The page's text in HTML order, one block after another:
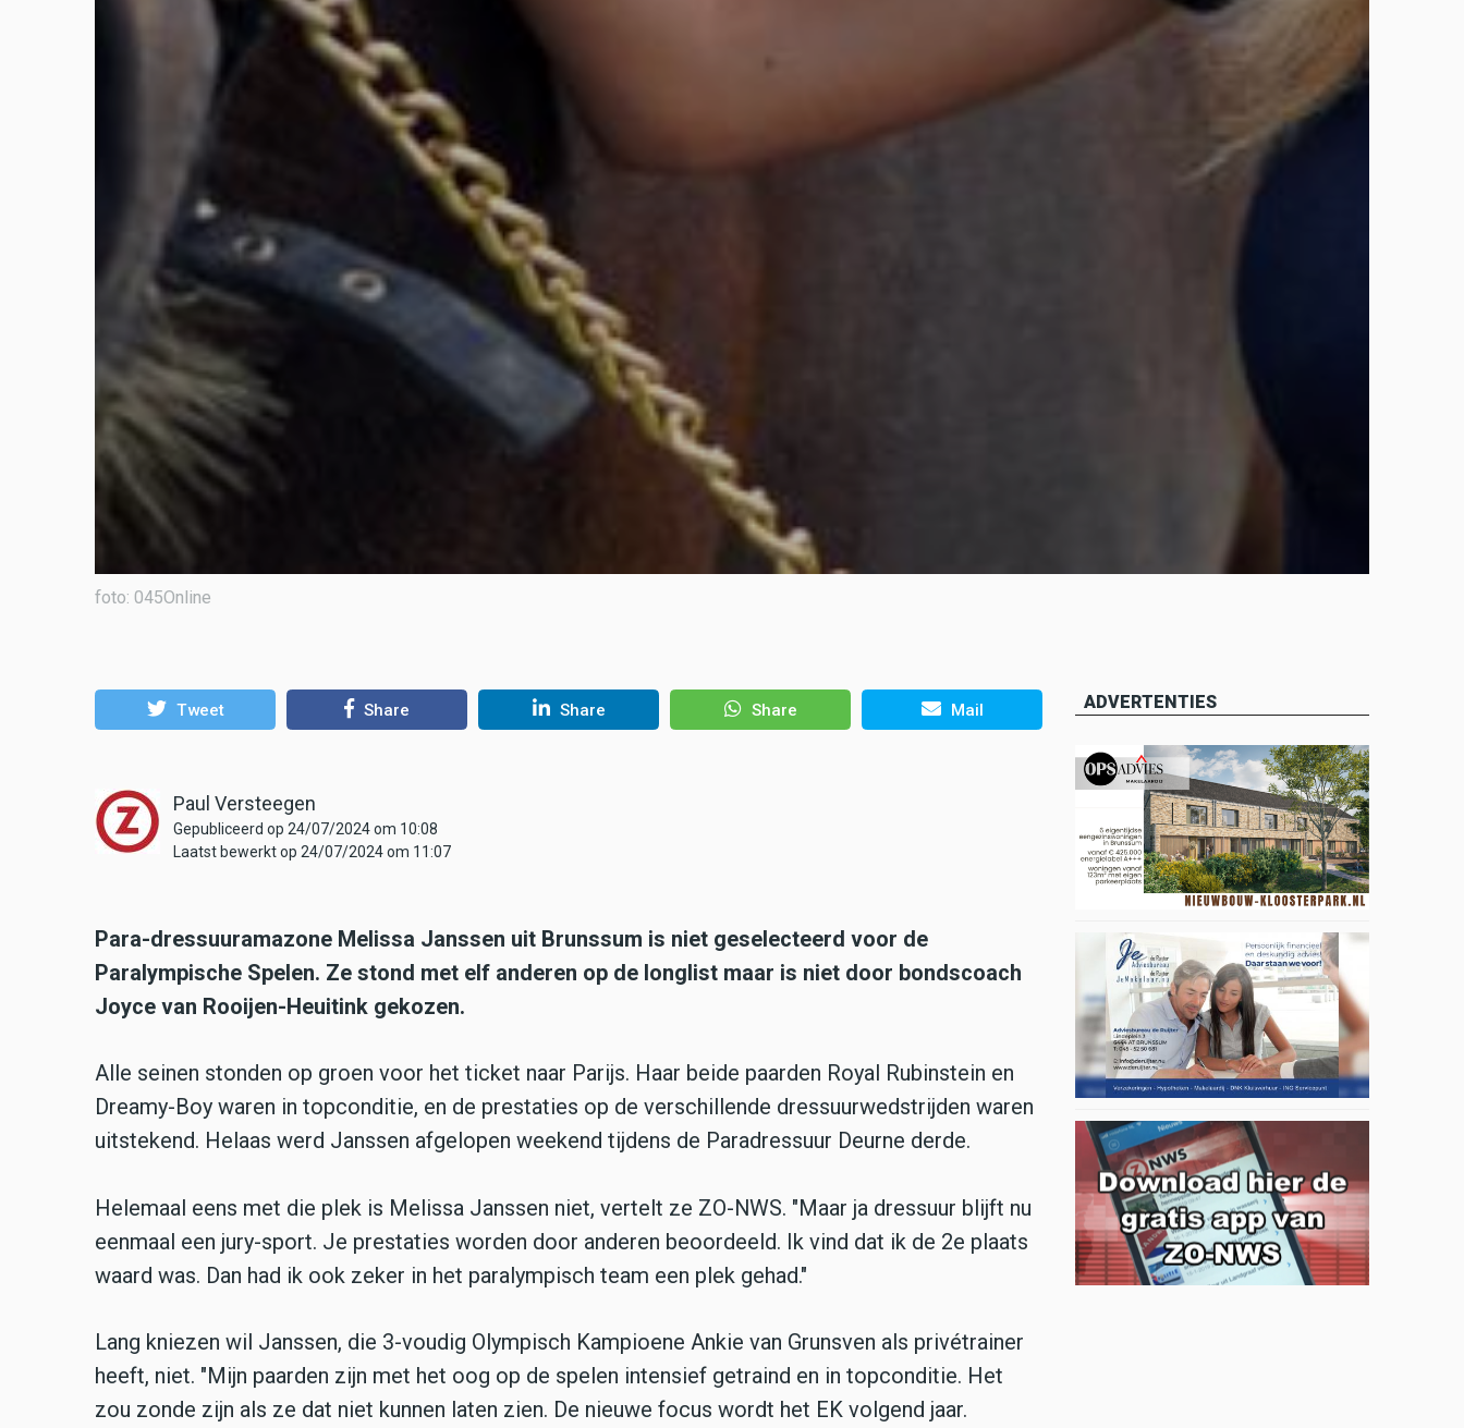
foto: 045Online
Tweet Share Share Share Mail
Paul Versteegen
Gepubliceerd op 24/07/2024 om 10:08
Laatst bewerkt op 24/07/2024 om 11:07
Para-dressuuramazone Melissa Janssen uit Brunssum is niet geselecteerd voor de
Paralympische Spelen. Ze stond met elf anderen op de longlist maar is niet door bondscoach
Joyce van Rooijen-Heuitink gekozen.
Alle seinen stonden op groen voor het ticket naar Parijs. Haar beide paarden Royal Rubinstein en
Dreamy-Boy waren in topconditie, en de prestaties op de verschillende dressuurwedstrijden waren
uitstekend. Helaas werd Janssen afgelopen weekend tijdens de Paradressuur Deurne derde.
Helemaal eens met die plek is Melissa Janssen niet, vertelt ze ZO-NWS. "Maar ja dressuur blijft nu
eenmaal een jury-sport. Je prestaties worden door anderen beoordeeld. Ik vind dat ik de 2e plaats
waard was. Dan had ik ook zeker in het paralympisch team een plek gehad."
Lang kniezen wil Janssen, die 3-voudig Olympisch Kampioene Ankie van Grunsven als privétrainer
heeft, niet. "Mijn paarden zijn met het oog op de spelen intensief getraind en in topconditie. Het
zou zonde zijn als ze dat niet kunnen laten zien. De nieuwe focus wordt het EK volgend jaar.
ADVERTENTIES